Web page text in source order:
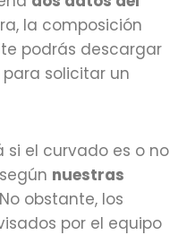
la composición
podrás descargar
solicitar un
el curvado es o no
nuestras
obstante, los
por el equipo